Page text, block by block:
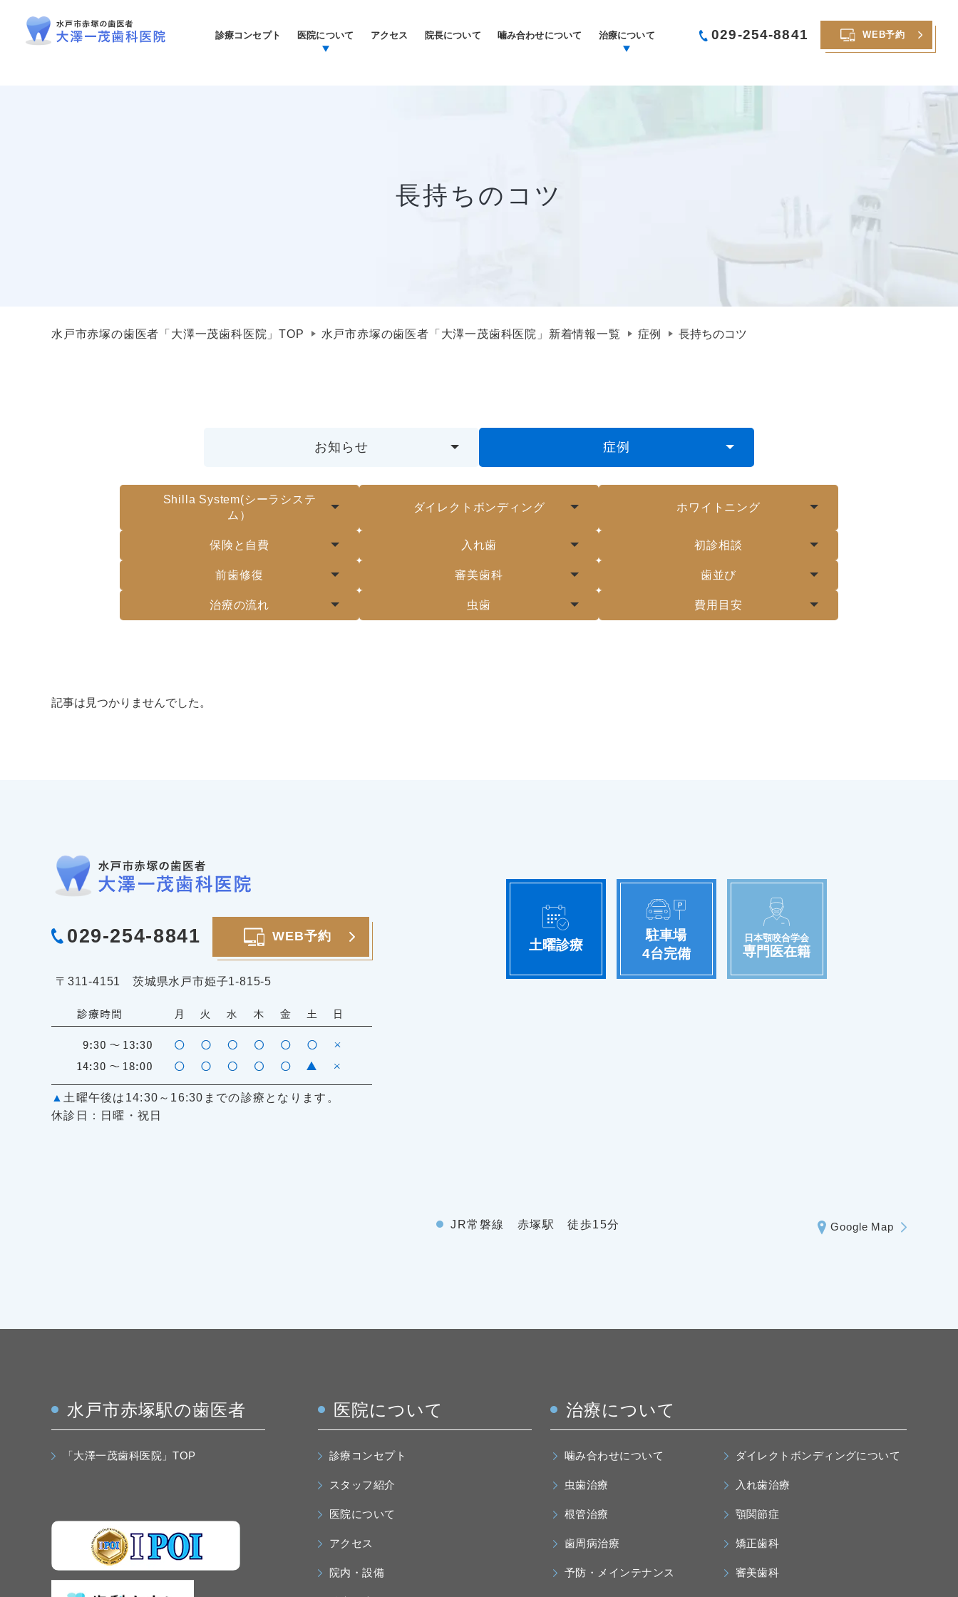
診療コンセプト 医院について アクセス 院長について 噛み合わせについて 治療について 029-254-8841 WEB予約
長持ちのコツ
水戸市赤塚の歯医者「大澤一茂歯科医院」TOP 水戸市赤塚の歯医者「大澤一茂歯科医院」新着情報一覧 症例 長持ちのコツ
お知らせ 症例
Shilla System(シーラシステ
ム）
ダイレクトボンディング ホワイトニング
保険と自費 入れ歯 初診相談
前歯修復 審美歯科 歯並び
治療の流れ 虫歯 費用目安
記事は見つかりませんでした。
029-254-8841 WEB予約
〒311-4151 茨城県水戸市姫子1-815-5
▲ 土曜午後は14:30～16:30までの診療となります。
休診日：日曜・祝日
土曜診療
駐車場
4台完備
日本顎咬合学会
専門医在籍
JR常磐線 赤塚駅 徒歩15分 Google Map
水戸市赤塚駅の歯医者
「大澤一茂歯科医院」TOP
医院について
診療コンセプト
スタッフ紹介
医院について
アクセス
院内・設備
治療について
噛み合わせについて
虫歯治療
根管治療
歯周病治療
予防・メインテナンス
ダイレクトボンディングについて
入れ歯治療
顎関節症
矯正歯科
審美歯科